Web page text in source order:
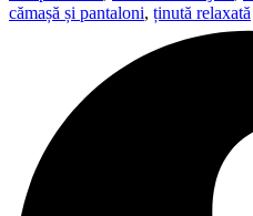
cămașă și pantaloni, ținută relaxată